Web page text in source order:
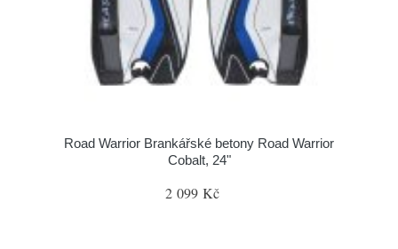
Road Warrior Brankářské betony Road Warrior
Cobalt, 24"
2 099 Kč